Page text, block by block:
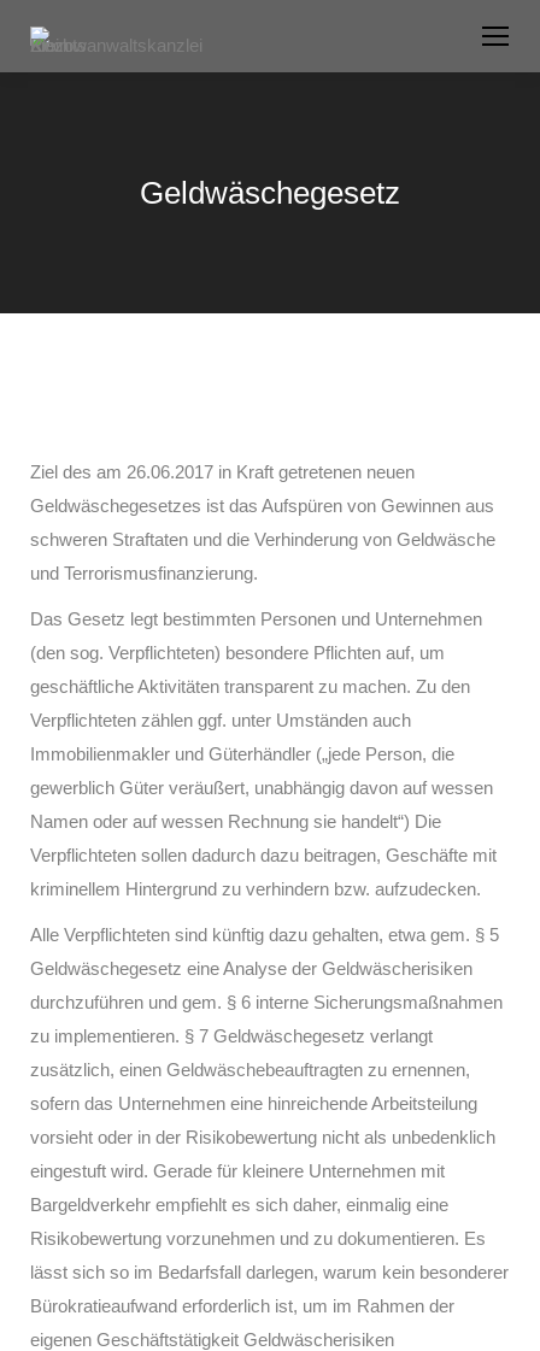
Geldwäschegesetz
Ziel des am 26.06.2017 in Kraft getretenen neuen
Geldwäschegesetzes ist das Aufspüren von Gewinnen aus
schweren Straftaten und die Verhinderung von Geldwäsche
und Terrorismusfinanzierung.
Das Gesetz legt bestimmten Personen und Unternehmen
(den sog. Verpflichteten) besondere Pflichten auf, um
geschäftliche Aktivitäten transparent zu machen. Zu den
Verpflichteten zählen ggf. unter Umständen auch
Immobilienmakler und Güterhändler („jede Person, die
gewerblich Güter veräußert, unabhängig davon auf wessen
Namen oder auf wessen Rechnung sie handelt“) Die
Verpflichteten sollen dadurch dazu beitragen, Geschäfte mit
kriminellem Hintergrund zu verhindern bzw. aufzudecken.
Alle Verpflichteten sind künftig dazu gehalten, etwa gem. § 5
Geldwäschegesetz eine Analyse der Geldwäscherisiken
durchzuführen und gem. § 6 interne Sicherungsmaßnahmen
zu implementieren. § 7 Geldwäschegesetz verlangt
zusätzlich, einen Geldwäschebeauftragten zu ernennen,
sofern das Unternehmen eine hinreichende Arbeitsteilung
vorsieht oder in der Risikobewertung nicht als unbedenklich
eingestuft wird. Gerade für kleinere Unternehmen mit
Bargeldverkehr empfiehlt es sich daher, einmalig eine
Risikobewertung vorzunehmen und zu dokumentieren. Es
lässt sich so im Bedarfsfall darlegen, warum kein besonderer
Bürokratieaufwand erforderlich ist, um im Rahmen der
eigenen Geschäftstätigkeit Geldwäscherisiken